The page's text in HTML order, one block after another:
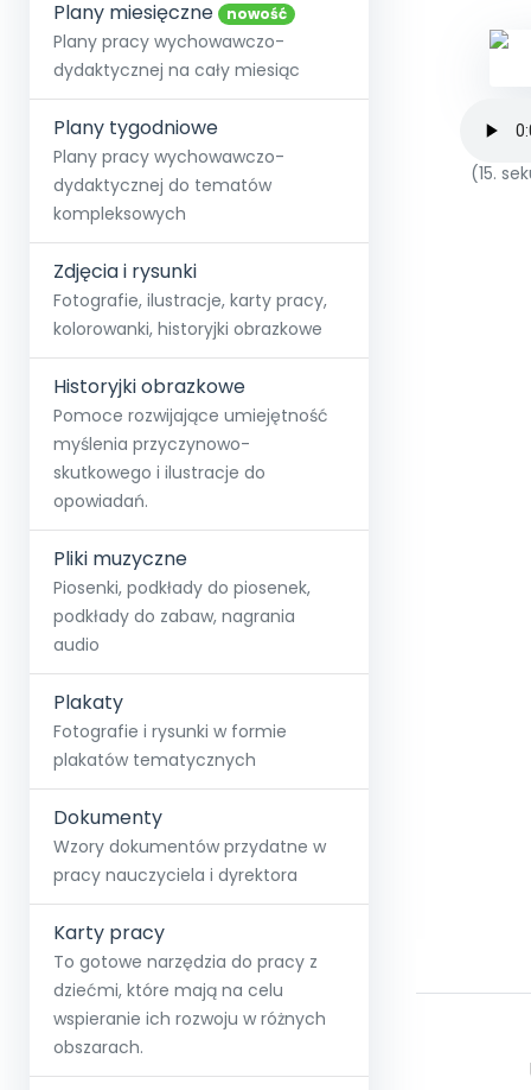
Społeczność
+48 12 631 04 10
kontakt@blizejprzedszkola.pl
O miesięczniku
Strona główna
O Akademii
Akademia
Poznaj pakiet MAX
Testuj przez 7 dni Pełen
Wszystkie projekty
Skontaktuj się
Dodaj wpis
Plany miesięczne nowość
Plany pracy wychowawczo-
dydaktycznej na cały miesiąc
Plany tygodniowe
Plany pracy wychowawczo-
dydaktycznej do tematów
kompleksowych
Zdjęcia i rysunki
Fotografie, ilustracje, karty pracy,
kolorowanki, historyjki obrazkowe
Historyjki obrazkowe
Pomoce rozwijające umiejętność
myślenia przyczynowo-
skutkowego i ilustracje do
opowiadań.
Pliki muzyczne
Piosenki, podkłady do piosenek,
podkłady do zabaw, nagrania
audio
Plakaty
Fotografie i rysunki w formie
plakatów tematycznych
Dokumenty
Wzory dokumentów przydatne w
pracy nauczyciela i dyrektora
Karty pracy
To gotowe narzędzia do pracy z
dziećmi, które mają na celu
wspieranie ich rozwoju w różnych
obszarach.
(15.